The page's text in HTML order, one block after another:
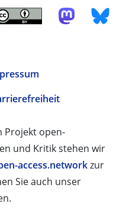
Projekt open-
und Kritik stehen wir
access.networkzur
Sie auch unser